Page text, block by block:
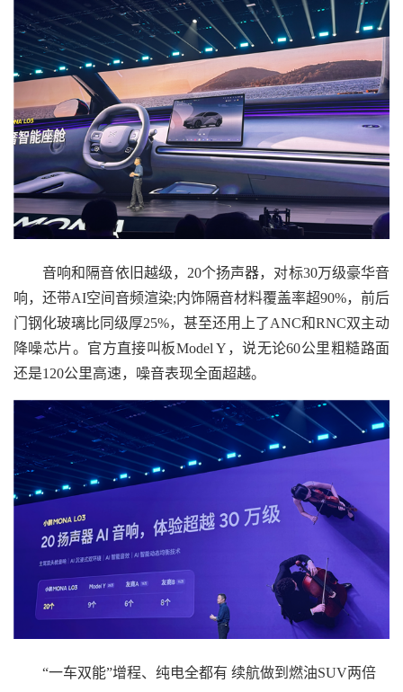
音响和隔音依旧越级，20个扬声器，对标30万级豪华音
响，还带AI空间音频渲染;内饰隔音材料覆盖率超90%，前后
门钢化玻璃比同级厚25%，甚至还用上了ANC和RNC双主动
降噪芯片。官方直接叫板Model Y，说无论60公里粗糙路面
还是120公里高速，噪音表现全面超越。
“一车双能”增程、纯电全都有 续航做到燃油SUV两倍